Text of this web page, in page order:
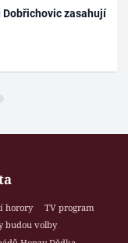
Dobřichovic zasahují
horory
TV program
budou volby